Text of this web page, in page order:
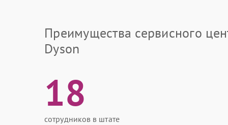
Преимущества сервисного
Dyson
18
сотрудников в штате